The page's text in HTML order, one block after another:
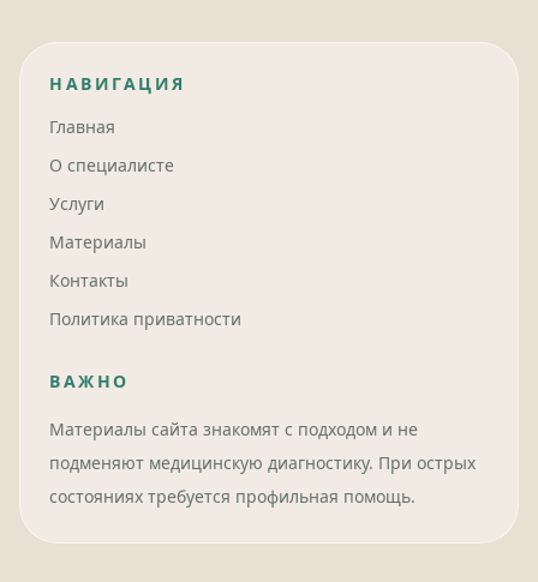
НАВИГАЦИЯ
Главная
О специалисте
Услуги
Материалы
Контакты
Политика приватности
ВАЖНО
Материалы сайта знакомят с подходом и не
подменяют медицинскую диагностику. При острых
состояниях требуется профильная помощь.